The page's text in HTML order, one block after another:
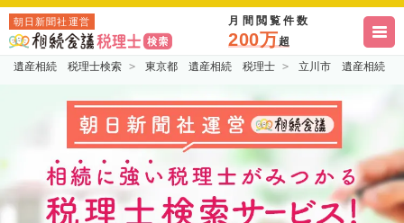
朝日新聞社運営 月間閲覧件数
200万超
遺産相続 税理士検索 東京都 遺産相続 税理士 立川市 遺産相続